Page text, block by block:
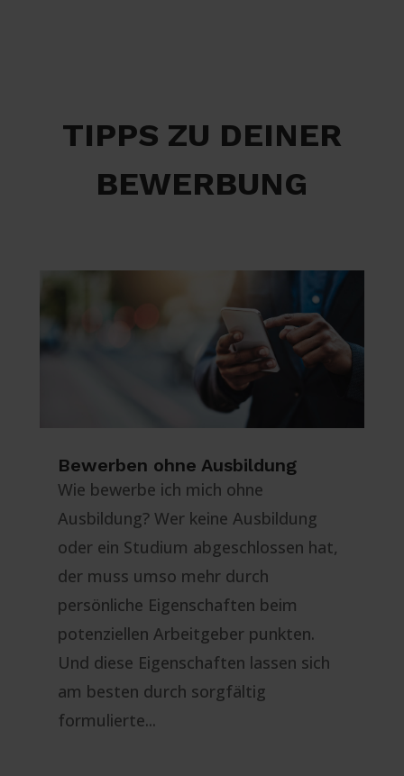
TIPPS ZU DEINER
BEWERBUNG
Bewerben ohne Ausbildung
Wie bewerbe ich mich ohne
Ausbildung? Wer keine Ausbildung
oder ein Studium abgeschlossen hat,
der muss umso mehr durch
persönliche Eigenschaften beim
potenziellen Arbeitgeber punkten.
Und diese Eigenschaften lassen sich
am besten durch sorgfältig
formulierte...